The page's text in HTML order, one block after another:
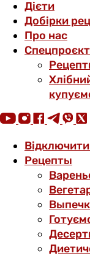
Дієти
Добірки
Про нас
Рецепты